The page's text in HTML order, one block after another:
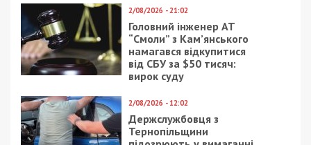
центральные органы исполнительной власти. Однако с
нами не идут на диалог, – рассказывает глава
профсоюзов.
Протестующие развернули плакаты с
Свои призывы также озвучили инициаторы
протеста – лидеры профсоюзов районных
комитетов профсоюзов Днепра. Митингующие